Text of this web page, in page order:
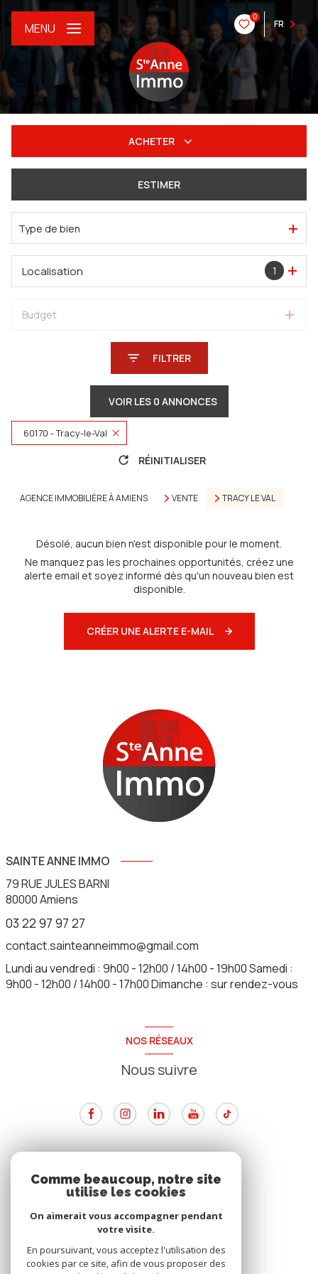
0
FR
MENU
ACHETER
Du neuf
De l'immo pro
ESTIMER
Type de bien
1
Localisation
Budget
FILTRER
VOIR LES 0 ANNONCES
60170 - Tracy-le-Val
RÉINITIALISER
AGENCE IMMOBILIÈRE À AMIENS VENTE TRACY LE VAL
Désolé, aucun bien n'est disponible pour le moment.
Ne manquez pas les prochaines opportunités, créez une
alerte email et soyez informé dès qu'un nouveau bien est
disponible.
CRÉER UNE ALERTE E-MAIL
SAINTE ANNE IMMO
79 RUE JULES BARNI
80000Amiens
03 22 97 97 27
contact.sainteanneimmo@gmail.com
Lundi au vendredi : 9h00 - 12h00 / 14h00 - 19h00 Samedi :
9h00 - 12h00 / 14h00 - 17h00 Dimanche : sur rendez-vous
NOS RÉSEAUX
Nous suivre
Nous adhérons
Comme beaucoup, notre site
utilise les cookies
On aimerait vous accompagner pendant
votre visite.
En poursuivant, vous acceptez l'utilisation des
cookies par ce site, afin de vous proposer des